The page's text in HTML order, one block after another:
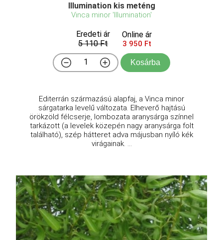
Illumination kis meténg
Vinca minor 'Illumination'
Eredeti ár
5 110 Ft
Online ár
3 950 Ft
Kosárba
Editerrán származású alapfaj, a Vinca minor
sárgatarka levelű változata. Elheverő hajtású
örökzöld félcserje, lombozata aranysárga színnel
tarkázott (a levelek közepén nagy aranysárga folt
található), szép hátteret adva májusban nyíló kék
virágainak. ...